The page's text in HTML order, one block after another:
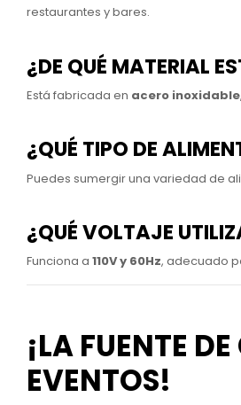
restaurantes y bares.
¿DE QUÉ MATERIAL
Está fabricada en acero inoxidable
¿QUÉ TIPO DE
Puedes sumergir una variedad de
¿QUÉ VOLTAJE
Funciona a 110V y 60Hz, adecuado
¡LA FUENTE
EVENTOS!